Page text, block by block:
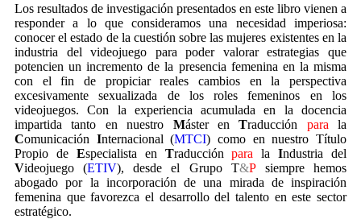
Los resultados de investigación presentados en este libro vienen a
responder a lo que consideramos una necesidad imperiosa:
conocer el estado de la cuestión sobre las mujeres existentes en la
industria del videojuego para poder valorar estrategias que
potencien un incremento de la presencia femenina en la misma
con el fin de propiciar reales cambios en la perspectiva
excesivamente sexualizada de los roles femeninos en los
videojuegos. Con la experiencia acumulada en la docencia
impartida tanto en nuestro Máster enTraducción para la
Comunicación Internacional (MTCI) como en nuestro Título
Propio de Especialista en Traducciónpara laIndustria del
Videojuego (ETIV), desde el Grupo T&Psiempre hemos
abogado por la incorporación de una mirada de inspiración
femenina que favorezca el desarrollo del talento en este sector
estratégico.